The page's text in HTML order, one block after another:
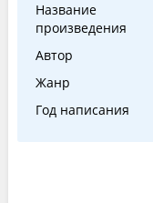
Название
произведения
Автор
Жанр
Год написания